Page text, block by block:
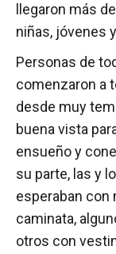
llegaron más
niñas, jóvenes
Personas de
comenzaron a
desde muy
buena vista
ensueño y
su parte, las y
esperaban con
caminata,
otros con